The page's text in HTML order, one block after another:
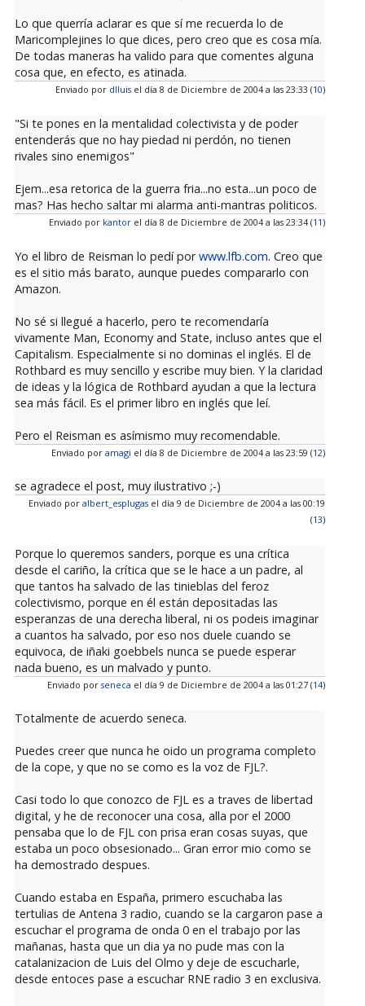
Lo que querría aclarar es que sí me recuerda lo de
Maricomplejines lo que dices, pero creo que es cosa mía.
De todas maneras ha valido para que comentes alguna
cosa que, en efecto, es atinada.
Enviado por dlluisel día 8 de Diciembre de 2004 a las 23:33 (10)
"Si te pones en la mentalidad colectivista y de poder
entenderás que no hay piedad ni perdón, no tienen
rivales sino enemigos"
Ejem...esa retorica de la guerra fria...no esta...un poco de
mas? Has hecho saltar mi alarma anti-mantras politicos.
Enviado por kantorel día 8 de Diciembre de 2004 a las 23:34 (11)
Yo el libro de Reisman lo pedí porwww.lfb.com. Creo que
es el sitio más barato, aunque puedes compararlo con
Amazon.
No sé si llegué a hacerlo, pero te recomendaría
vivamente Man, Economy and State, incluso antes que el
Capitalism. Especialmente si no dominas el inglés. El de
Rothbard es muy sencillo y escribe muy bien. Y la claridad
de ideas y la lógica de Rothbard ayudan a que la lectura
sea más fácil. Es el primer libro en inglés que leí.
Pero el Reisman es asímismo muy recomendable.
Enviado por amagi el día 8 de Diciembre de 2004 a las 23:59 (12)
se agradece el post, muy ilustrativo ;-)
Enviado por albert_esplugasel día 9 de Diciembre de 2004 a las 00:19
(13)
Porque lo queremos sanders, porque es una crítica
desde el cariño, la crítica que se le hace a un padre, al
que tantos ha salvado de las tinieblas del feroz
colectivismo, porque en él están depositadas las
esperanzas de una derecha liberal, ni os podeis imaginar
a cuantos ha salvado, por eso nos duele cuando se
equivoca, de iñaki goebbels nunca se puede esperar
nada bueno, es un malvado y punto.
Enviado por seneca el día 9 de Diciembre de 2004 a las 01:27 (14)
Totalmente de acuerdo seneca.
Puedes creer que nunca he oido un programa completo
de la cope, y que no se como es la voz de FJL?.
Casi todo lo que conozco de FJL es a traves de libertad
digital, y he de reconocer una cosa, alla por el 2000
pensaba que lo de FJL con prisa eran cosas suyas, que
estaba un poco obsesionado... Gran error mio como se
ha demostrado despues.
Cuando estaba en España, primero escuchaba las
tertulias de Antena 3 radio, cuando se la cargaron pase a
escuchar el programa de onda 0 en el trabajo por las
mañanas, hasta que un dia ya no pude mas con la
catalanizacion de Luis del Olmo y deje de escucharle,
desde entoces pase a escuchar RNE radio 3 en exclusiva.